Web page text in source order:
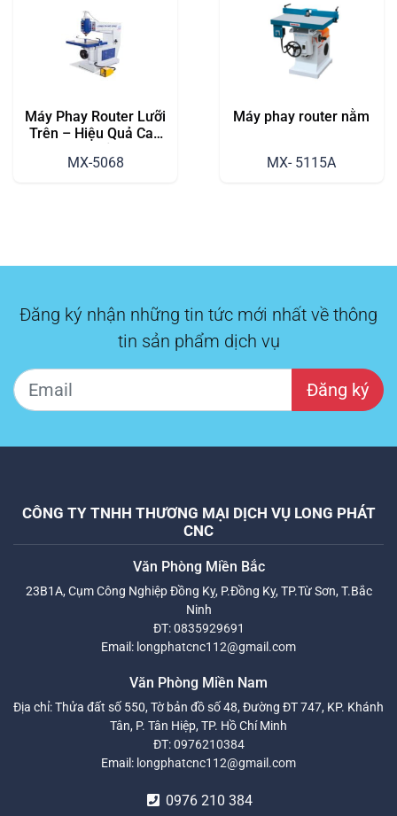
Máy Phay Router Lưỡi
Trên – Hiệu Quả Cao
MX-5068
Máy phay router nằm
MX- 5115A
Đăng ký nhận những tin tức mới nhất về thông
tin sản phẩm dịch vụ
Đăng ký
CÔNG TY TNHH THƯƠNG MẠI DỊCH VỤ LONG PHÁT
CNC
Văn Phòng Miền Bắc
23B1A, Cụm Công Nghiệp Đồng Kỵ, P.Đồng Kỵ, TP.Từ Sơn, T.Bắc
Ninh
ĐT:0835929691
Email: longphatcnc112@gmail.com
Văn Phòng Miền Nam
Địa chỉ: Thửa đất số 550, Tờ bản đồ số 48, Đường ĐT 747, KP. Khánh
Tân, P. Tân Hiệp, TP. Hồ Chí Minh
ĐT:0976210384
Email: longphatcnc112@gmail.com
0976 210 384